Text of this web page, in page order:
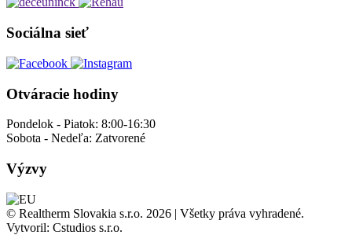
Sociálna sieť
Otváracie hodiny
Pondelok - Piatok: 8:00-16:30
Sobota - Nedeľa: Zatvorené
Výzvy
© Realtherm Slovakia s.r.o. 2026 | Všetky práva vyhradené.
Vytvoril: Cstudios s.r.o.